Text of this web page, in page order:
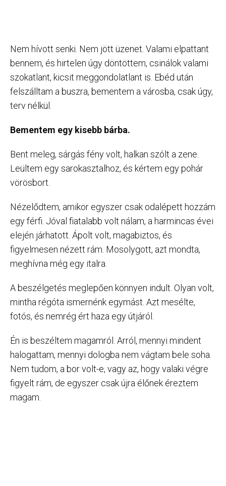
Nem hívott senki. Nem jött üzenet. Valami elpattant
bennem, és hirtelen úgy döntöttem, csinálok valami
szokatlant, kicsit meggondolatlant is. Ebéd után
felszálltam a buszra, bementem a városba, csak úgy,
terv nélkül.
Bementem egy kisebb bárba.
Bent meleg, sárgás fény volt, halkan szólt a zene.
Leültem egy sarokasztalhoz, és kértem egy pohár
vörösbort.
Nézelődtem, amikor egyszer csak odalépett hozzám
egy férfi. Jóval fiatalabb volt nálam, a harmincas évei
elején járhatott. Ápolt volt, magabiztos, és
figyelmesen nézett rám. Mosolygott, azt mondta,
meghívna még egy italra.
A beszélgetés meglepően könnyen indult. Olyan volt,
mintha régóta ismernénk egymást. Azt mesélte,
fotós, és nemrég ért haza egy útjáról.
Én is beszéltem magamról. Arról, mennyi mindent
halogattam, mennyi dologba nem vágtam bele soha.
Nem tudom, a bor volt-e, vagy az, hogy valaki végre
figyelt rám, de egyszer csak újra élőnek éreztem
magam.